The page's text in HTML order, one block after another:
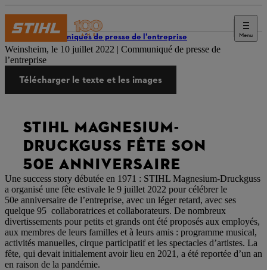
Menu
Communiqués de presse de l’entreprise
Weinsheim, le 10 juillet 2022 | Communiqué de presse de
l’entreprise
Télécharger le texte et les images
STIHL MAGNESIUM-
DRUCKGUSS FÊTE SON
50E ANNIVERSAIRE
Une success story débutée en 1971 : STIHL Magnesium-Druckguss
a organisé une fête estivale le 9 juillet 2022 pour célébrer le
50e anniversaire de l’entreprise, avec un léger retard, avec ses
quelque 95 collaboratrices et collaborateurs. De nombreux
divertissements pour petits et grands ont été proposés aux employés,
aux membres de leurs familles et à leurs amis : programme musical,
activités manuelles, cirque participatif et les spectacles d’artistes. La
fête, qui devait initialement avoir lieu en 2021, a été reportée d’un an
en raison de la pandémie.